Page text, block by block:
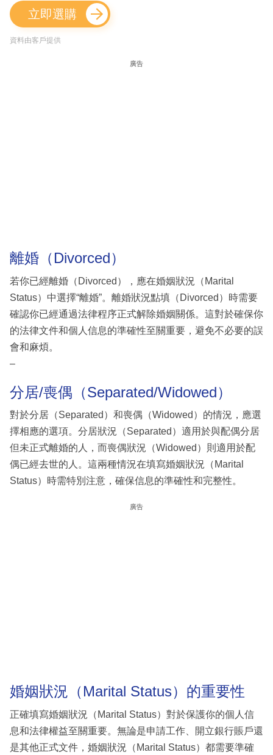
立即選購
資料由客戶提供
廣告
離婚（Divorced）
若你已經離婚（Divorced），應在婚姻狀況（Marital
Status）中選擇“離婚”。離婚狀況點填（Divorced）時需要
確認你已經通過法律程序正式解除婚姻關係。這對於確保你
的法律文件和個人信息的準確性至關重要，避免不必要的誤
會和麻煩。
–
分居/喪偶（Separated/Widowed）
對於分居（Separated）和喪偶（Widowed）的情況，應選
擇相應的選項。分居狀況（Separated）適用於與配偶分居
但未正式離婚的人，而喪偶狀況（Widowed）則適用於配
偶已經去世的人。這兩種情況在填寫婚姻狀況（Marital
Status）時需特別注意，確保信息的準確性和完整性。
廣告
婚姻狀況（Marital Status）的重要性
正確填寫婚姻狀況（Marital Status）對於保護你的個人信
息和法律權益至關重要。無論是申請工作、開立銀行賬戶還
是其他正式文件，婚姻狀況（Marital Status）都需要準確